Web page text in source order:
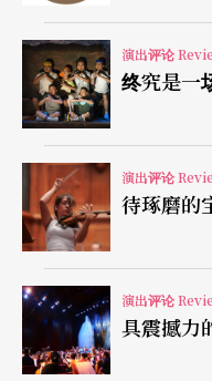
所有演员应该都知道
量，电视、电影与剧
众席，在剧场里演出
奥赛罗虽然身为一位
他毕竟是一位身经
有领导者的风范与气
凛凛的斗蓬下，不
是一滴，最后累积至
丰富的层次来展现。
演出评论
终究是一
演出评论
待琢磨的
演出评论
具震撼力